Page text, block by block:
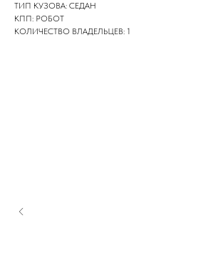
ТИП КУЗОВА: СЕДАН
КПП: РОБОТ
КОЛИЧЕСТВО ВЛАДЕЛЬЦЕВ: 1